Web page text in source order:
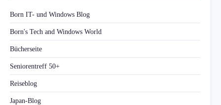
Born IT- und Windows Blog
Born's Tech and Windows World
Bücherseite
Seniorentreff 50+
Reiseblog
Japan-Blog